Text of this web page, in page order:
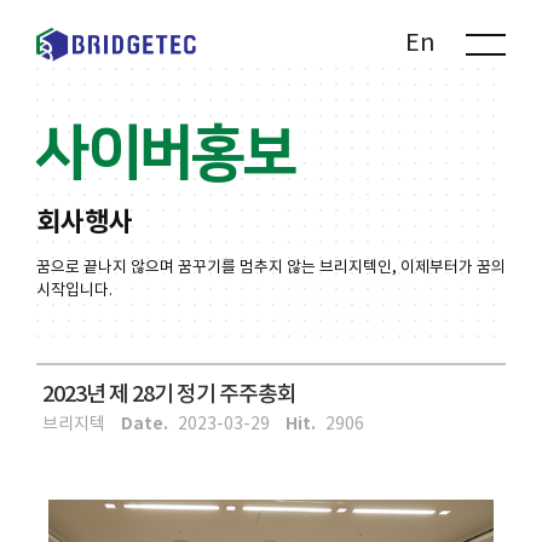
En
사이버홍보
회사행사
꿈으로 끝나지 않으며 꿈꾸기를 멈추지 않는 브리지텍인, 이제부터가 꿈의
시작입니다.
2023년 제 28기 정기 주주총회
브리지텍 Date. 2023-03-29 Hit. 2906